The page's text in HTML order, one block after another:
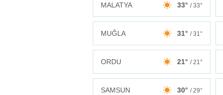
MALATYA 33° / 33°
MUĞLA 31° / 31°
ORDU 21° / 21°
SAMSUN 30° / 29°